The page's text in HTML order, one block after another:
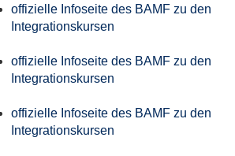
offizielle Infoseite des BAMF zu den
Integrationskursen
offizielle Infoseite des BAMF zu den
Integrationskursen
offizielle Infoseite des BAMF zu den
Integrationskursen